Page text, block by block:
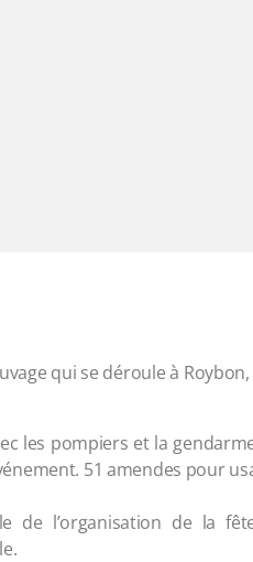
qui se déroule à Roybon,
les pompiers et la
51 amendes pour
de l’organisation de la